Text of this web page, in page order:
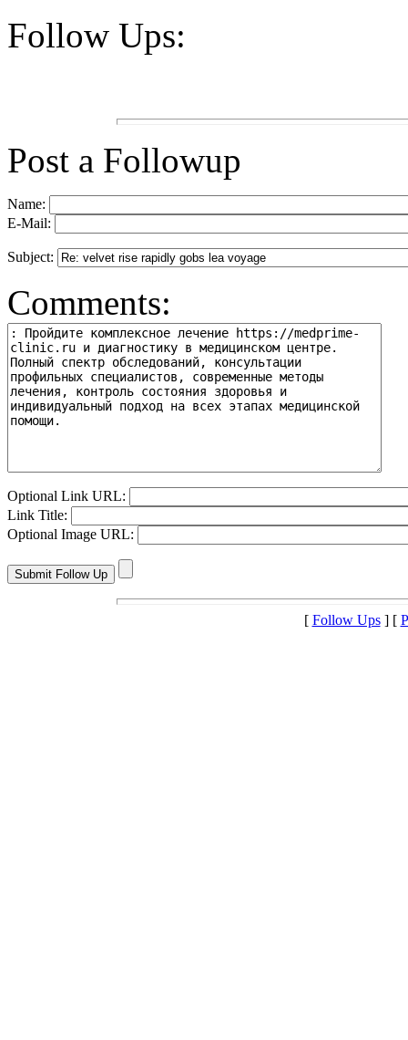
Follow Ups:
Post a Followup
Name:
E-Mail:
Subject:
Comments:
Optional Link URL:
Link Title:
Optional Image URL:
[ Follow Ups] [